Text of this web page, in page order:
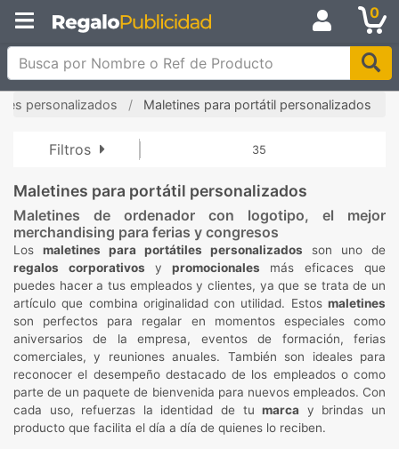
0
Busca por Nombre o Ref de Producto
personalizados Maletines para portátil personalizados
Filtros 35
Maletines para portátil personalizados
Maletines de ordenador con logotipo, el mejor
merchandising para ferias y congresos
Los maletines para portátiles personalizados son uno de
regalos corporativos y promocionales más eficaces que
puedes hacer a tus empleados y clientes, ya que se trata de un
artículo que combina originalidad con utilidad. Estos maletines
son perfectos para regalar en momentos especiales como
aniversarios de la empresa, eventos de formación, ferias
comerciales, y reuniones anuales. También son ideales para
reconocer el desempeño destacado de los empleados o como
parte de un paquete de bienvenida para nuevos empleados. Con
cada uso, refuerzas la identidad de tumarca y brindas un
producto que facilita el día a día de quienes lo reciben.